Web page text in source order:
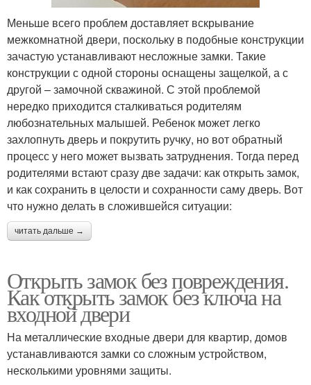
Меньше всего проблем доставляет вскрывание
межкомнатной двери, поскольку в подобные конструкции
зачастую устанавливают несложные замки. Такие
конструкции с одной стороны оснащены защелкой, а с
другой – замочной скважиной. С этой проблемой
нередко приходится сталкиваться родителям
любознательных малышей. Ребенок может легко
захлопнуть дверь и покрутить ручку, но вот обратный
процесс у него может вызвать затруднения. Тогда перед
родителями встают сразу две задачи: как открыть замок,
и как сохранить в целости и сохранности саму дверь. Вот
что нужно делать в сложившейся ситуации:
читать дальше →
Открыть замок без повреждения.
Как открыть замок без ключа на
входной двери
На металлические входные двери для квартир, домов
устанавливаются замки со сложным устройством,
несколькими уровнями защиты.